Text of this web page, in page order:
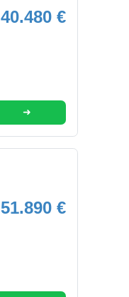
40.480 €
➜
51.890 €